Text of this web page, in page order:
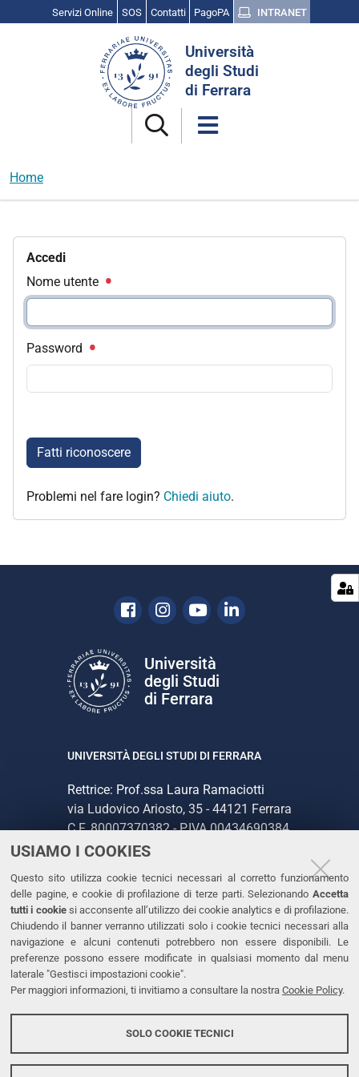
USIAMO I COOKIES
Questo sito utilizza cookie tecnici necessari al corretto funzionamento
delle pagine, e cookie di profilazione di terze parti. Selezionando Accetta
tutti i cookiesi acconsente all’utilizzo dei cookie analytics e di profilazione.
Chiudendo il banner verranno utilizzati solo i cookie tecnici necessari alla
navigazione e alcuni contenuti potrebbero non essere disponibili. Le
preferenze possono essere modificate in qualsiasi momento dal menu
laterale "Gestisci impostazioni cookie".
Per maggiori informazioni, ti invitiamo a consultare la nostra Cookie Policy.
SOLO COOKIE TECNICI
Servizi Online SOS Contatti PagoPA INTRANET
Università
degli Studi
di Ferrara
Home
Accedi
Nome utente
Password
Fatti riconoscere
Problemi nel fare login? Chiedi aiuto.
Facebook
Instagram
YoutubeLinkedin
Università
degli Studi
di Ferrara
UNIVERSITÀ DEGLI STUDI DI FERRARA
Rettrice: Prof.ssa Laura Ramaciotti
via Ludovico Ariosto, 35 - 44121 Ferrara
C.F. 80007370382 - P.IVA 00434690384
CONTATTI
Tel. +39 0532 293111
Fax. +39 0532 293031
PEC
LINKS
Accessibilità
Protezione dati personali